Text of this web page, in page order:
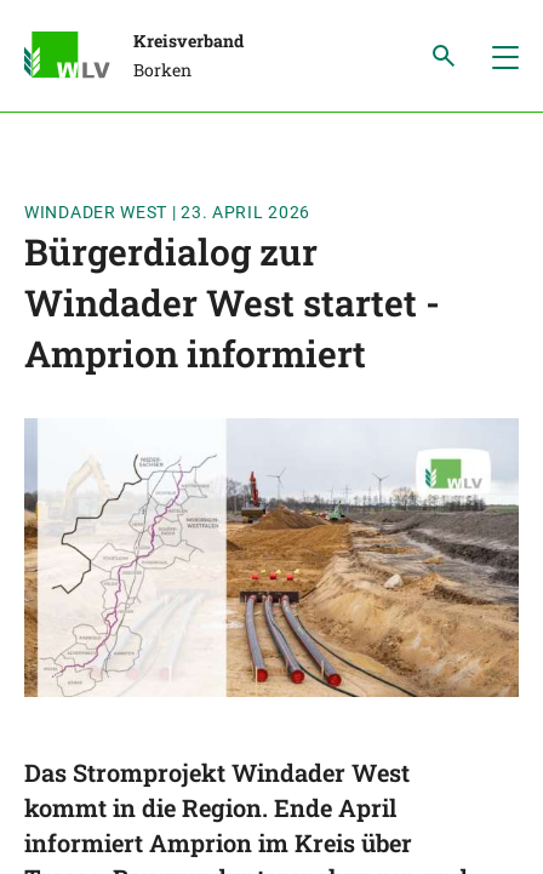
Kreisverband
Borken
WINDADER WEST |23. APRIL 2026
Bürgerdialog zur
Windader West startet -
Amprion informiert
Das Stromprojekt Windader West
kommt in die Region. Ende April
informiert Amprion im Kreis über